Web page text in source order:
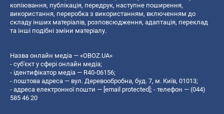
копiювання, публiкацiя, передрук, наступне поширення,
використання, переробка з використанням, включенням до
складу інших матеріалів, розповсюдження, адаптація, переклад
та інші подібні зміни матеріалу.
Назва онлайн медіа — «OBOZ.UA»
- суб'єкт у сфері онлайн медіа;
- ідентифікатор медіа — R40-06156;
- поштова адреса — вул. Деревообробна, буд. 7, м. Київ, 01013;
- адреса електронної пошти — [email protected]; - телефон — (044)
585 46 20